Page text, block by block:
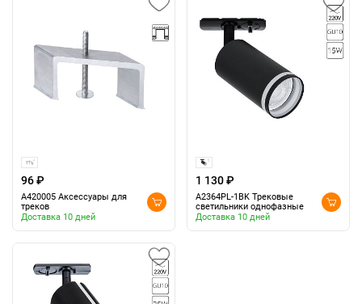
96 ₽
A420005 Аксессуары для
треков
Доставка 10 дней
1 130 ₽
A2364PL-1BK Трековые
светильники однофазные
Доставка 10 дней